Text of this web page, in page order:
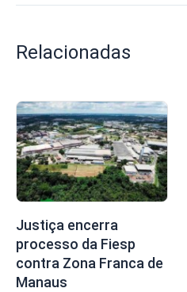
Relacionadas
Justiça encerra
processo da Fiesp
contra Zona Franca de
Manaus